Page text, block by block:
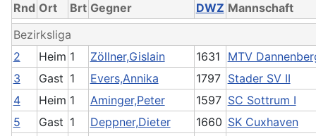
Rnd Ort Brt Gegner DWZ Mannschaft
Bezirksliga
2
Heim 1 Zöllner,Gislain 1631
MTV
3
Gast 1 Evers,Annika 1797 Stader SV II
4
Heim 1 Aminger,Peter 1597 SC Sottrum I
5
Gast 1 Deppner,Dieter 1660 SK Cuxhaven